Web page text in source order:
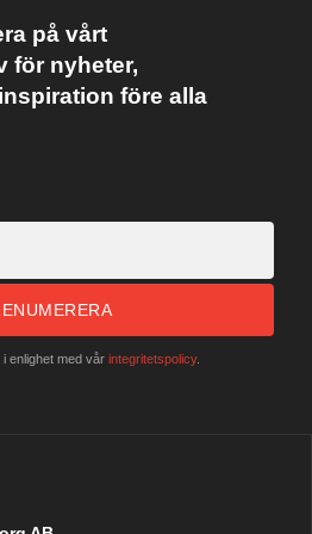
på vårt
för nyheter,
före alla
enlighet med vår integritetspolicy.